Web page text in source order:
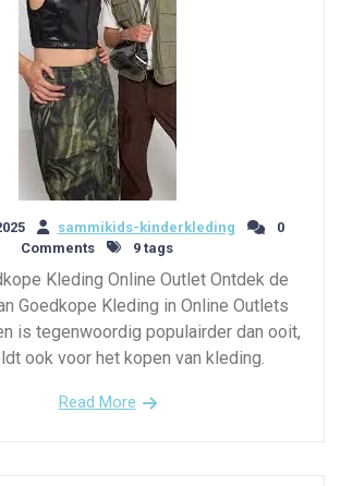
sammikids-kinderkleding
0
Comments
9 tags
Kleding Online Outlet Ontdek de
Goedkope Kleding in Online Outlets
is tegenwoordig populairder dan ooit,
ook voor het kopen van kleding.
Read More